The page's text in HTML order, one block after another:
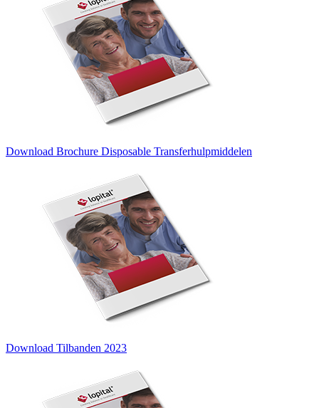
Download Brochure Disposable Transferhulpmiddelen
Download Tilbanden 2023